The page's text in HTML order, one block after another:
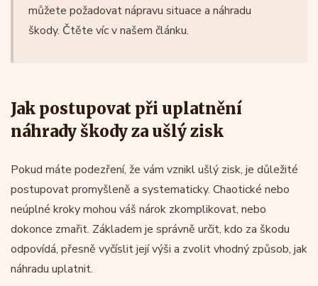
můžete požadovat nápravu situace a náhradu
škody. Čtěte víc v našem článku.
Jak postupovat při uplatnění
náhrady škody za ušlý zisk
Pokud máte podezření, že vám vznikl ušlý zisk, je důležité
postupovat promyšleně a systematicky. Chaotické nebo
neúplné kroky mohou váš nárok zkomplikovat, nebo
dokonce zmařit. Základem je správně určit, kdo za škodu
odpovídá, přesně vyčíslit její výši a zvolit vhodný způsob, jak
náhradu uplatnit.